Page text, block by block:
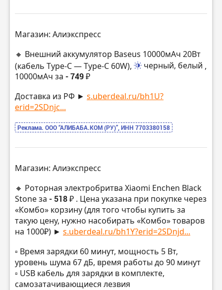
Магазин: Алиэкспресс
🔸 Внешний аккумулятор Baseus 10000мАч 20Вт
(кабель Type-C — Type-C 60W),
черный, белый ,
10000мАч за - 749 ₽
Доставка из РФ ► s.uberdeal.ru/bh1U?
erid=2SDnjc...
Реклама. ООО “АЛИБАБА.КОМ (РУ)”, ИНН 7703380158
Магазин: Алиэкспресс
🔸 Роторная электробритва Xiaomi Enchen Black
Stone за - 518 ₽ . Цена указана при покупке через
«Комбо» корзину (для того чтобы купить за
такую цену, нужно насобирать «Комбо» товаров
на 1000₽) ► s.uberdeal.ru/bh1Y?erid=2SDnjd...
▫️ Время зарядки 60 минут, мощность 5 Вт,
уровень шума 67 дБ, время работы до 90 минут
▫️ USB кабель для зарядки в комплекте,
самозатачивающиеся лезвия